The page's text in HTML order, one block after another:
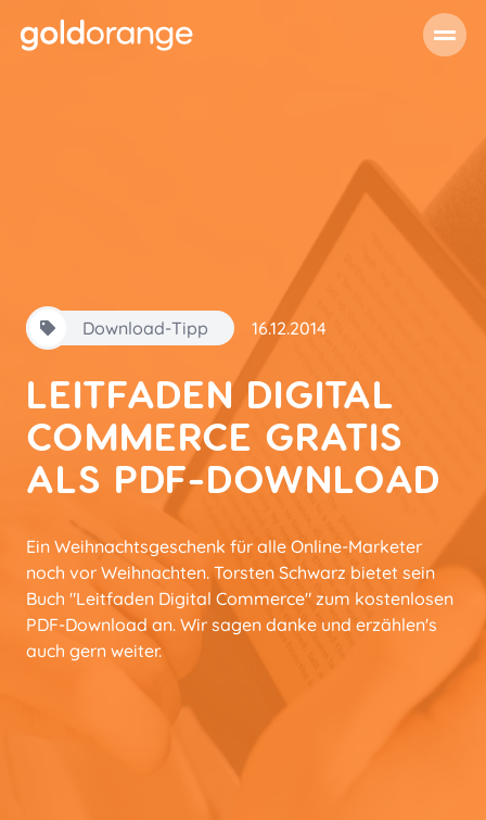
Download-Tipp 16.12.2014
LEITFADEN DIGITAL
COMMERCE GRATIS
ALS PDF-DOWNLOAD
Ein Weihnachtsgeschenk für alle Online-Marketer
noch vor Weihnachten. Torsten Schwarz bietet sein
Buch "Leitfaden Digital Commerce" zum kostenlosen
PDF-Download an. Wir sagen danke und erzählen's
auch gern weiter.